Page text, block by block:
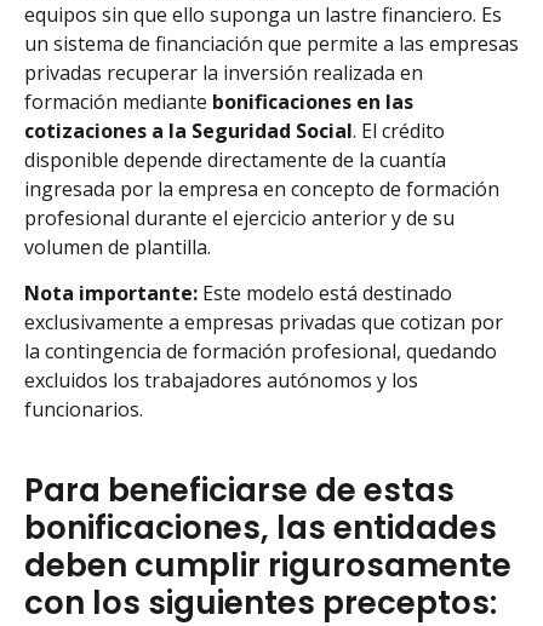
equipos sin que ello suponga un lastre financiero. Es
un sistema de financiación que permite a las empresas
privadas recuperar la inversión realizada en
formación mediante bonificaciones en las
cotizaciones a la Seguridad Social. El crédito
disponible depende directamente de la cuantía
ingresada por la empresa en concepto de formación
profesional durante el ejercicio anterior y de su
volumen de plantilla.
Nota importante: Este modelo está destinado
exclusivamente a empresas privadas que cotizan por
la contingencia de formación profesional, quedando
excluidos los trabajadores autónomos y los
funcionarios.
Para beneficiarse de estas
bonificaciones, las entidades
deben cumplir rigurosamente
con los siguientes preceptos: